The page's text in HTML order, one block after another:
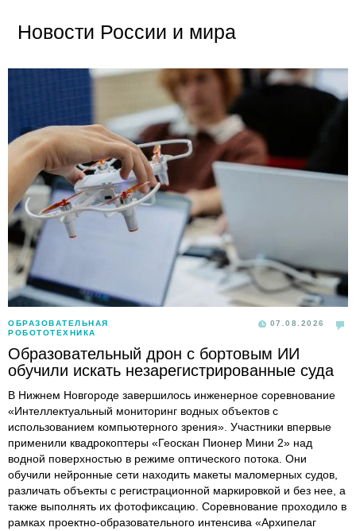
Новости России и мира
ОБРАЗОВАТЕЛЬНАЯ
РОБОТОТЕХНИКА
07.08.2026
Образовательный дрон с бортовым ИИ
обучили искать незарегистрированные суда
В Нижнем Новгороде завершилось инженерное соревнование
«Интеллектуальный мониторинг водных объектов с
использованием компьютерного зрения». Участники впервые
применили квадрокоптеры «Геоскан Пионер Мини 2» над
водной поверхностью в режиме оптического потока. Они
обучили нейронные сети находить макеты маломерных судов,
различать объекты с регистрационной маркировкой и без нее, а
также выполнять их фотофиксацию. Соревнование проходило в
рамках проектно-образовательного интенсива «Архипелаг